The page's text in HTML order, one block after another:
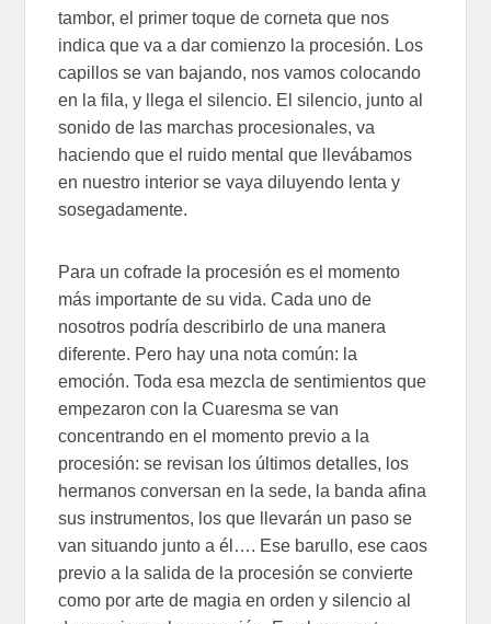
tambor, el primer toque de corneta que nos
indica que va a dar comienzo la procesión. Los
capillos se van bajando, nos vamos colocando
en la fila, y llega el silencio. El silencio, junto al
sonido de las marchas procesionales, va
haciendo que el ruido mental que llevábamos
en nuestro interior se vaya diluyendo lenta y
sosegadamente.
Para un cofrade la procesión es el momento
más importante de su vida. Cada uno de
nosotros podría describirlo de una manera
diferente. Pero hay una nota común: la
emoción. Toda esa mezcla de sentimientos que
empezaron con la Cuaresma se van
concentrando en el momento previo a la
procesión: se revisan los últimos detalles, los
hermanos conversan en la sede, la banda afina
sus instrumentos, los que llevarán un paso se
van situando junto a él…. Ese barullo, ese caos
previo a la salida de la procesión se convierte
como por arte de magia en orden y silencio al